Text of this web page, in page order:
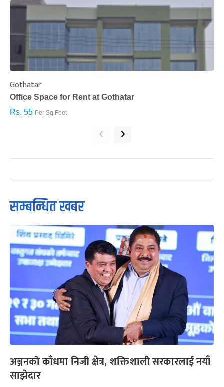
Gothatar
Office Space for Rent at Gothatar
Rs. 55 Per Sq.Feet
‹ ›
सम्बन्धित खबर
अञ्जनको काँधमा निजी क्षेत्र, शक्तिशाली सरकारलाई नयाँ
साझेदार